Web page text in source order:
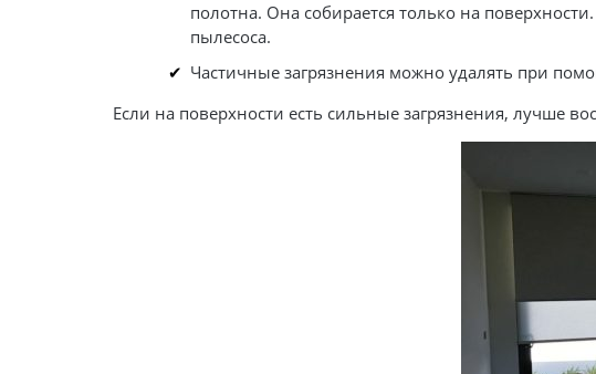
полотна. Она собирается только на
пылесоса.
Частичные загрязнения можно удалять при
Если на поверхности есть сильные загрязнения, лучше